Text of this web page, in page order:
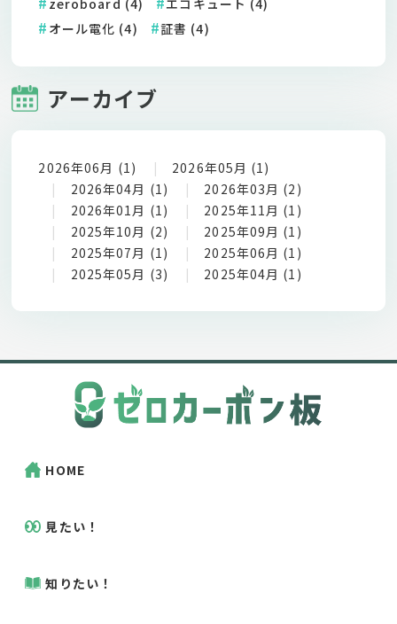
オール電化 (4)
証書 (4)
アーカイブ
2026年06月 (1)
2026年05月 (1)
2026年04月 (1)
2026年03月 (2)
2026年01月 (1)
2025年11月 (1)
2025年10月 (2)
2025年09月 (1)
2025年07月 (1)
2025年06月 (1)
2025年05月 (3)
2025年04月 (1)
HOME
見たい！
知りたい！